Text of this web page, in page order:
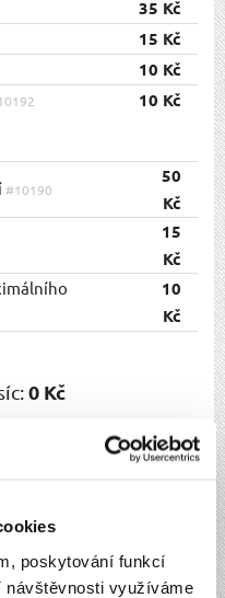
poskytování funkcí
návštěvnosti využíváme
35 Kč
15 Kč
10 Kč
10 Kč
#10190
50
Kč
15
Kč
10
Kč
25
0 Kč
(sleva 10%)
podmínkami